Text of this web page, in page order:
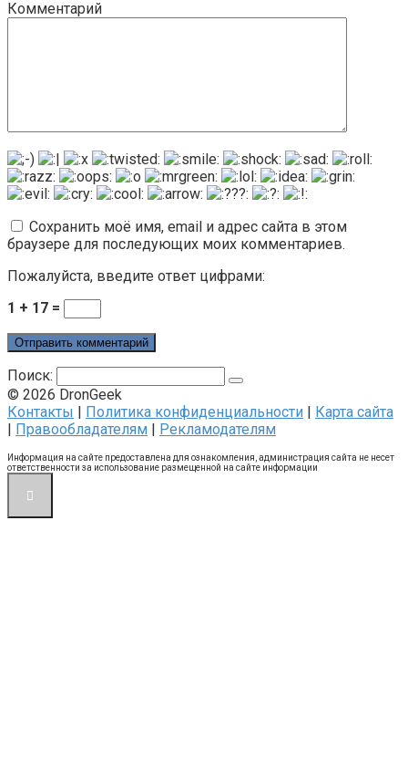
Комментарий
Сохранить моё имя, email и адрес сайта в этом
браузере для последующих моих комментариев.
Пожалуйста, введите ответ цифрами:
1 + 17 =
Поиск:
© 2026 DronGeek
Контакты
Политика конфиденциальности
Карта сайта
Правообладателям Рекламодателям
Информация на сайте предоставлена для ознакомления, администрация сайта не несет
ответственности за использование размещенной на сайте информации